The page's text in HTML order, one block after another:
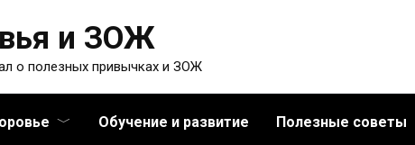
и ЗОЖ
о полезных привычках и ЗОЖ
Обучение и развитие Полезные советы